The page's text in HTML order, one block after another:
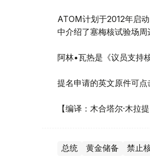
ATOM计划于2012年启
中介绍了塞梅核试验场周
阿林•瓦热是《议员支持
提名申请的英文原件可点
【编译：木合塔尔·木拉提
总统 黄金储备 禁止